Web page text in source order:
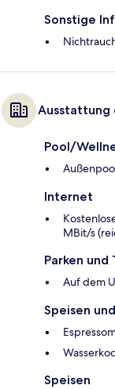
Sonstige
Ausstattung
Pool/
Internet
MBit/s
Parken und
Auf dem
Speisen
Speisen